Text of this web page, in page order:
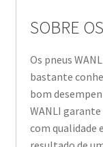
SOBRE
Os pneus
bastante
bom
WANLI
com qualidade